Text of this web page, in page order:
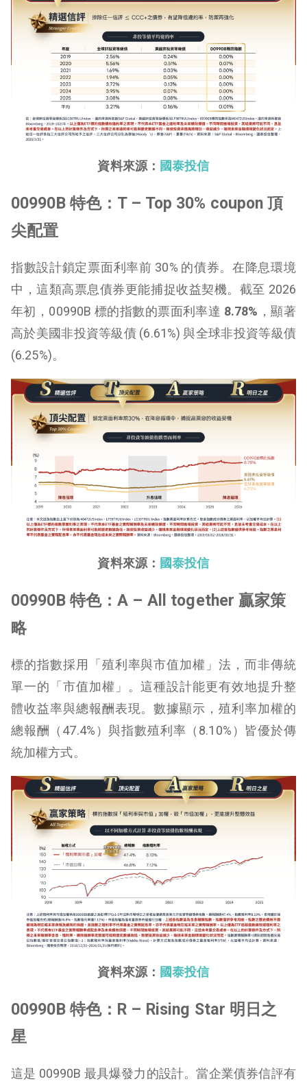
資料來源： 國泰投信
00990B 特色：T – Top 30% coupon 頂
尖配置
指數設計鎖定票面利率前 30% 的債券。在降息環境
中，這類高票息債券更能捕捉收益契機。截至 2026
年初，00990B 標的指數的票面利率達 8.78% ，顯著
高於美國非投資等級債 (6.61%) 與全球非投資等級債
(6.25%)。
資料來源： 國泰投信
00990B 特色：A – All together 贏家策
略
標的指數採用「殖利率與市值加權」法，而非傳統
單一的「市值加權」。這種設計能更有效地提升整
體收益率與總報酬表現。數據顯示，殖利率加權的
總報酬（47.4%）與指數殖利率（8.10%）皆優於傳
統加權方式。
資料來源： 國泰投信
00990B 特色：R – Rising Star 明日之
星
這是 00990B 最具爆發力的設計。當企業債券信評有